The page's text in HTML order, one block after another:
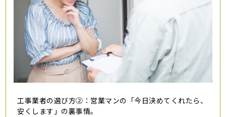
工事業者の選び方②：営業マンの「今日決めてくれたら、
安くします」の裏事情。